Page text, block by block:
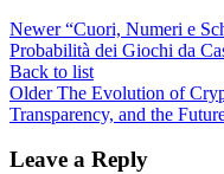
Newer “Cuori, Numeri e
Probabilità dei Giochi da
Back to list
Older The Evolution of
Transparency, and the
Leave a Reply